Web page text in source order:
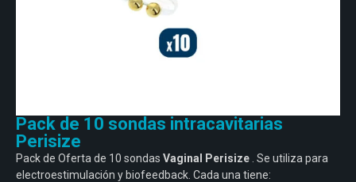
Webinars
Casos de estudio
Investigaciones
Descargas
Pack de 10 sondas intracavitarias
Perisize
Pack de Oferta de 10 sondas Vaginal Perisize . Se utiliza para
electroestimulación y biofeedback. Cada una tiene: